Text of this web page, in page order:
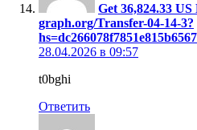
Get 36,824.33
graph.org/Transfer-04-14-3?
28.04.2026 в 09:57
t0bghi
Ответить